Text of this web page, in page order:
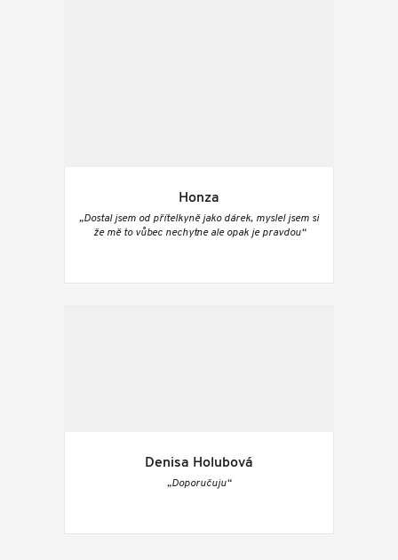
Honza
„Dostal jsem od přítelkyně jako dárek, myslel jsem si
že mě to vůbec nechytne ale opak je pravdou“
Denisa Holubová
„Doporučuju“